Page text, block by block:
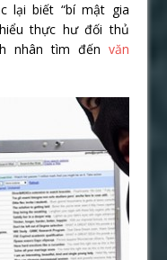
lại biết “bí mật gia
thực hư đối thủ
nhân tìm đến văn